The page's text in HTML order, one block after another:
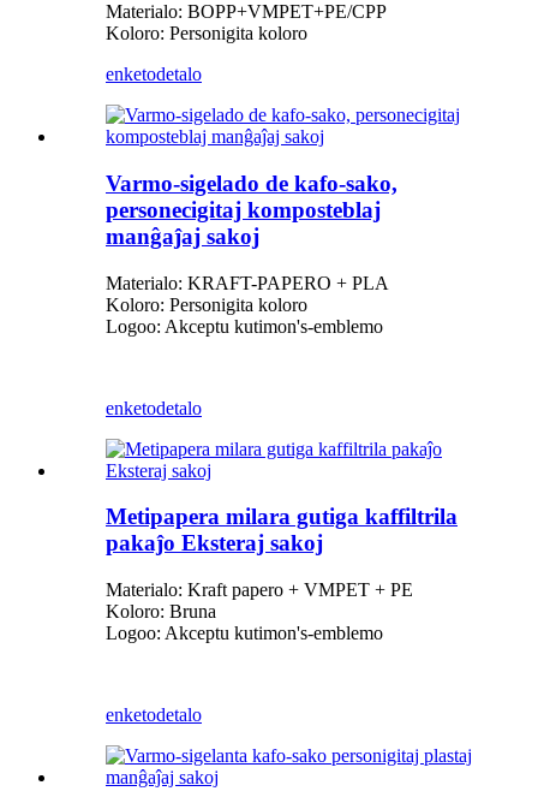
Materialo: BOPP+VMPET+PE/CPP
Koloro: Personigita koloro
enketodetalo
Varmo-sigelado de kafo-sako,
personecigitaj komposteblaj
manĝaĵaj sakoj
Materialo: KRAFT-PAPERO + PLA
Koloro: Personigita koloro
Logoo: Akceptu kutimon's-emblemo
enketodetalo
Metipapera milara gutiga kaffiltrila
pakaĵo Eksteraj sakoj
Materialo: Kraft papero + VMPET + PE
Koloro: Bruna
Logoo: Akceptu kutimon's-emblemo
enketodetalo